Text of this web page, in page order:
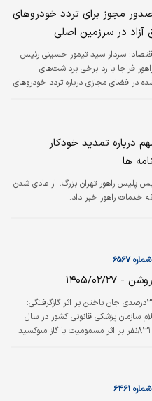
نخستین ساعات وقوع آسیب‌ها، پلیس
راه، سازمان راهداری و سایر
اجرایی با حضور شبانه‌روزی در محل،
مجوز برای تردد خودروهای
آزاد در سرزمین اصلی
سردار سید تیمور حسینی رئیس
فراجا با رد برخی برداشت‌های
در فضای مجازی درباره تردد خودروهای
داشت.
درباره تمدید خودکار
ها
پلیس راهور تهران بزرگ، از عادی شدن
خدمات راهور خبر داد.
۶۵۶۷
۱۴۰۵/۰۲/۲۷
کاهش ۳درصدی جان باختن بر اثر گازگرفتگی:
سازمان پزشکی قانونی کشور در سال
گذشته ۸۳۱نفر بر اثر مسمومیت با گاز منوکسید
۶۴۶۱